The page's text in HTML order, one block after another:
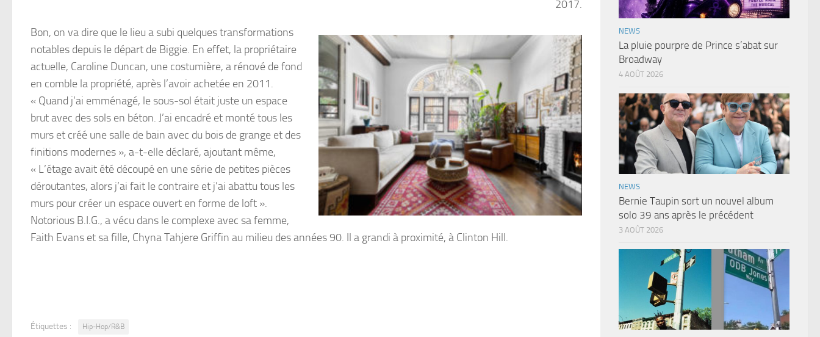
2017.
Bon, on va dire que le lieu a subi quelques transformations
notables depuis le départ de Biggie. En effet, la propriétaire
actuelle, Caroline Duncan, une costumière, a rénové de fond
en comble la propriété, après l’avoir achetée en 2011.
« Quand j’ai emménagé, le sous-sol était juste un espace
brut avec des sols en béton. J’ai encadré et monté tous les
murs et créé une salle de bain avec du bois de grange et des
finitions modernes », a-t-elle déclaré, ajoutant même,
« L’étage avait été découpé en une série de petites pièces
déroutantes, alors j’ai fait le contraire et j’ai abattu tous les
murs pour créer un espace ouvert en forme de loft ».
Notorious B.I.G., a vécu dans le complexe avec sa femme,
Faith Evans et sa fille, Chyna Tahjere Griffin au milieu des années 90. Il a grandi à proximité, à Clinton Hill.
Étiquettes : Hip-Hop/R&B
NEWS
La pluie pourpre de Prince s’abat sur
Broadway
4 AOÛT 2026
NEWS
Bernie Taupin sort un nouvel album
solo 39 ans après le précédent
3 AOÛT 2026